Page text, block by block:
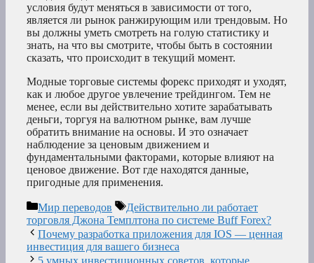
условия будут меняться в зависимости от того,
является ли рынок ранжирующим или трендовым. Но
вы должны уметь смотреть на голую статистику и
знать, на что вы смотрите, чтобы быть в состоянии
сказать, что происходит в текущий момент.
Модные торговые системы форекс приходят и уходят,
как и любое другое увлечение трейдингом. Тем не
менее, если вы действительно хотите зарабатывать
деньги, торгуя на валютном рынке, вам лучше
обратить внимание на основы. И это означает
наблюдение за ценовым движением и
фундаментальными факторами, которые влияют на
ценовое движение. Вот где находятся данные,
пригодные для применения.
Рубрики
Мир переводов Метки
Действительно ли работает
торговля Джона Темплтона по системе Buff Forex?
Почему разработка приложения для IOS — ценная
инвестиция для вашего бизнеса